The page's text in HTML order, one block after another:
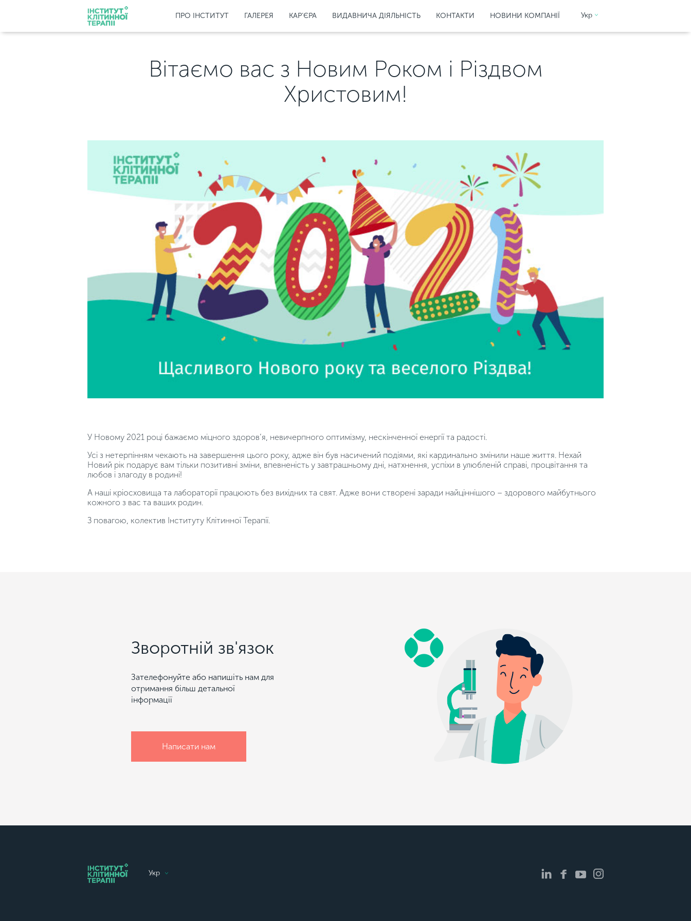
ПРО ІНСТИТУТ ГАЛЕРЕЯ КАР’ЄРА ВИДАВНИЧА ДІЯЛЬНІСТЬ КОНТАКТИ НОВИНИ КОМПАНІЇ Укр
Вітаємо вас з Новим Роком і Різдвом
Христовим!
У Новому 2021 році бажаємо міцного здоров’я, невичерпного оптимізму, нескінченної енергії та радості.
Усі з нетерпінням чекають на завершення цього року, адже він був насичений подіями, які кардинально змінили наше життя. Нехай
Новий рік подарує вам тільки позитивні зміни, впевненість у завтрашньому дні, натхнення, успіхи в улюбленій справі, процвітання та
любов і злагоду в родині!
А наші кріосховища та лабораторії працюють без вихідних та свят. Адже вони створені заради найціннішого – здорового майбутнього
кожного з вас та ваших родин.
З повагою, колектив Інституту Клітинної Терапії.
Зворотній зв'язок
Зателефонуйте або напишіть нам для
отримання більш детальної
інформації
Написати нам
Укр